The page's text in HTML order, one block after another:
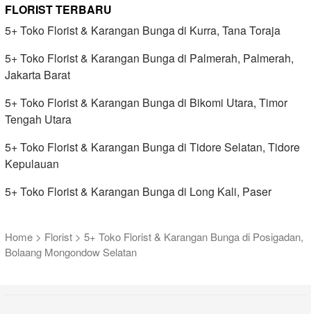
FLORIST TERBARU
5+ Toko Florist & Karangan Bunga di Kurra, Tana Toraja
5+ Toko Florist & Karangan Bunga di Palmerah, Palmerah,
Jakarta Barat
5+ Toko Florist & Karangan Bunga di Bikomi Utara, Timor
Tengah Utara
5+ Toko Florist & Karangan Bunga di Tidore Selatan, Tidore
Kepulauan
5+ Toko Florist & Karangan Bunga di Long Kali, Paser
Home > Florist > 5+ Toko Florist & Karangan Bunga di Posigadan,
Bolaang Mongondow Selatan